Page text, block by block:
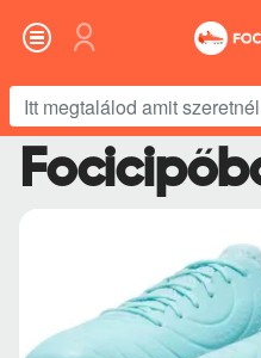
megtalálod
amit
szeretnél....